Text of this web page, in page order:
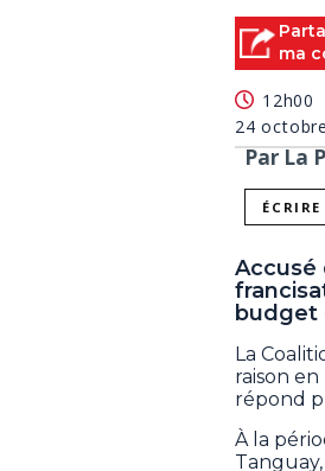
ma
12h00
24
Par La
Accusé
budget
La
raison
répond
À la